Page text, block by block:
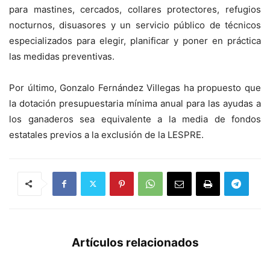
para mastines, cercados, collares protectores, refugios
nocturnos, disuasores y un servicio público de técnicos
especializados para elegir, planificar y poner en práctica
las medidas preventivas.
Por último, Gonzalo Fernández Villegas ha propuesto que
la dotación presupuestaria mínima anual para las ayudas a
los ganaderos sea equivalente a la media de fondos
estatales previos a la exclusión de la LESPRE.
Artículos relacionados